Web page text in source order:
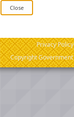
Privacy Policy
Copyright